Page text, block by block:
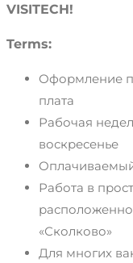
VISITECH!
Terms:
Оформление
плата
Рабочая
воскресенье
Работа в
«Сколково»
Для многих